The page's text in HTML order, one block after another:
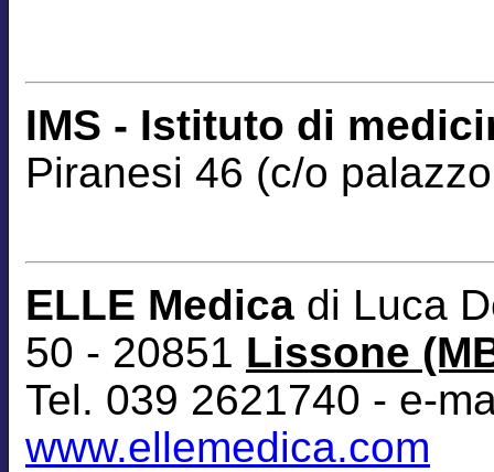
IMS - Istituto di
Piranesi 46 (c/o
ELLE Medica di Luca
50 - 20851 Lissone
Tel. 039 2621740 - e-
www.ellemedica.com